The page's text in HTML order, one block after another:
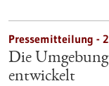
Pressemitteilung -
Die
entwickelt